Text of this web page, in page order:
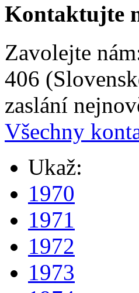
Kontaktujte
Zavolejte
406
zaslání
Všechny
Ukaž:
1970
1971
1972
1973